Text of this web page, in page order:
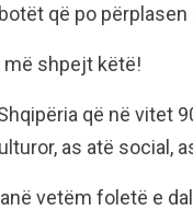
që po
më shpejt këtë!
që në vitet
as atë social,
vetëm foletë e